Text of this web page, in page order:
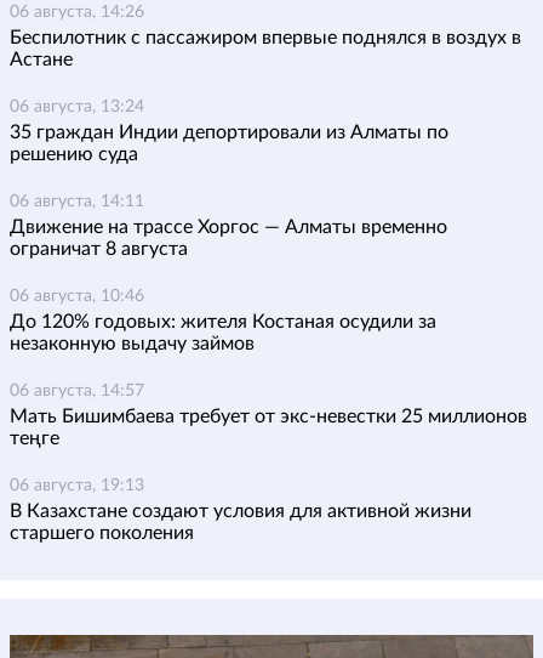
06 августа, 14:26
Беспилотник с пассажиром впервые поднялся в воздух в
Астане
06 августа, 13:24
35 граждан Индии депортировали из Алматы по
решению суда
06 августа, 14:11
Движение на трассе Хоргос — Алматы временно
ограничат 8 августа
06 августа, 10:46
До 120% годовых: жителя Костаная осудили за
незаконную выдачу займов
06 августа, 14:57
Мать Бишимбаева требует от экс-невестки 25 миллионов
теңге
06 августа, 19:13
В Казахстане создают условия для активной жизни
старшего поколения